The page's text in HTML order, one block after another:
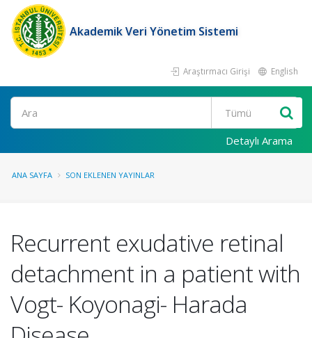
Akademik Veri Yönetim Sistemi
Araştırmacı Girişi English
Ara
Detaylı Arama
ANA SAYFA SON EKLENEN YAYINLAR
Recurrent exudative retinal
detachment in a patient with
Vogt- Koyonagi- Harada